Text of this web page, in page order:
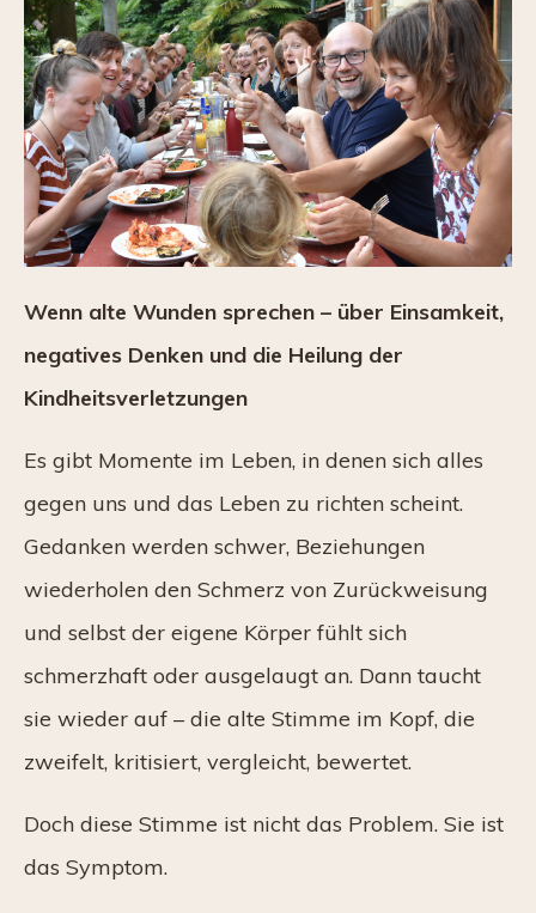
Wenn alte Wunden sprechen – über Einsamkeit,
negatives Denken und die Heilung der
Kindheitsverletzungen
Es gibt Momente im Leben, in denen sich alles
gegen uns und das Leben zu richten scheint.
Gedanken werden schwer, Beziehungen
wiederholen den Schmerz von Zurückweisung
und selbst der eigene Körper fühlt sich
schmerzhaft oder ausgelaugt an. Dann taucht
sie wieder auf – die alte Stimme im Kopf, die
zweifelt, kritisiert, vergleicht, bewertet.
Doch diese Stimme ist nicht das Problem. Sie ist
das Symptom.